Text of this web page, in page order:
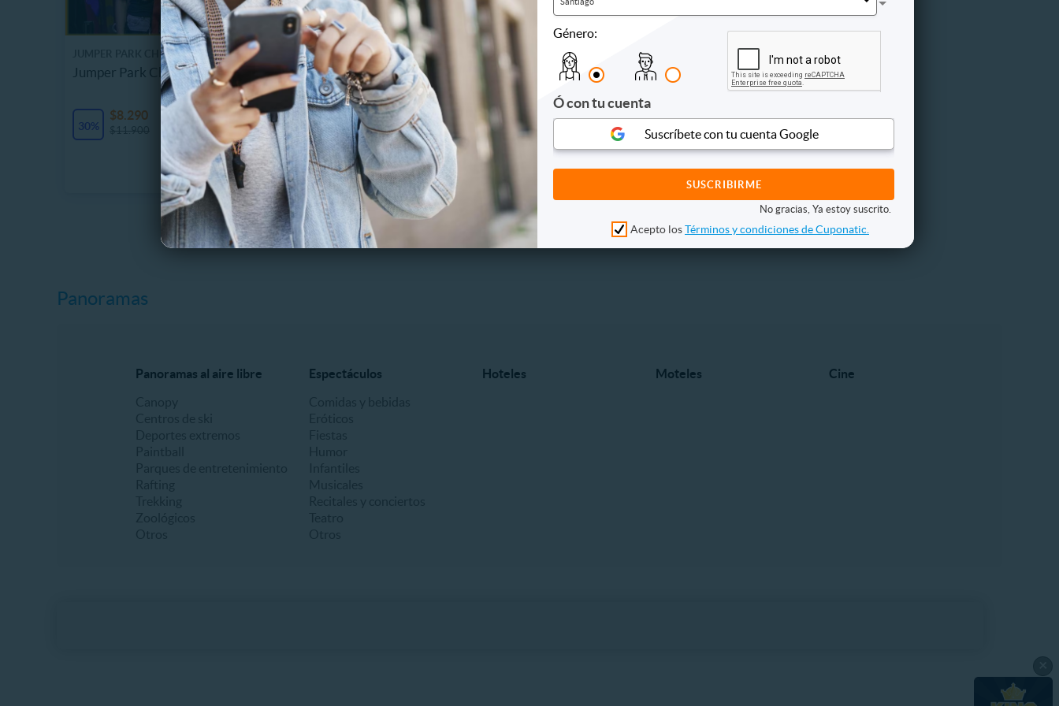
Género:
Ó con tu cuenta
Suscríbete con tu cuenta Google
No gracias, Ya estoy suscrito.
Acepto losTérminos y condiciones de Cuponatic.
JUMPER PARK CHICUREO
Jumper Park Chicureo 60 Minutos
30%
99 Vendidos
$8.290
SELVALAND
Selvaland: Entrada General en Mall
Plaza America Rancagua
82.2 km, Rancagua
12%
$4.390
$5.000
ARTEQUIN
Entrada Adulto Museo Artequin
$2.690
$4.000
Panoramas
Panoramas al aire libre
Espectáculos
Hoteles Moteles Cine